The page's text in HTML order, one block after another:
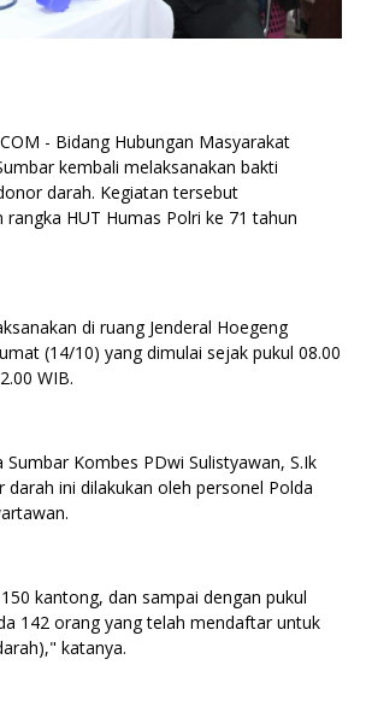
- Bidang Hubungan Masyarakat
kembali melaksanakan bakti
darah. Kegiatan tersebut
rangka HUT Humas Polri ke 71 tahun
di ruang Jenderal Hoegeng
(14/10) yang dimulai sejak pukul 08.00
WIB.
Sumbar Kombes PDwi Sulistyawan, S.Ik
ini dilakukan oleh personel Polda
kantong, dan sampai dengan pukul
142 orang yang telah mendaftar untuk
katanya.